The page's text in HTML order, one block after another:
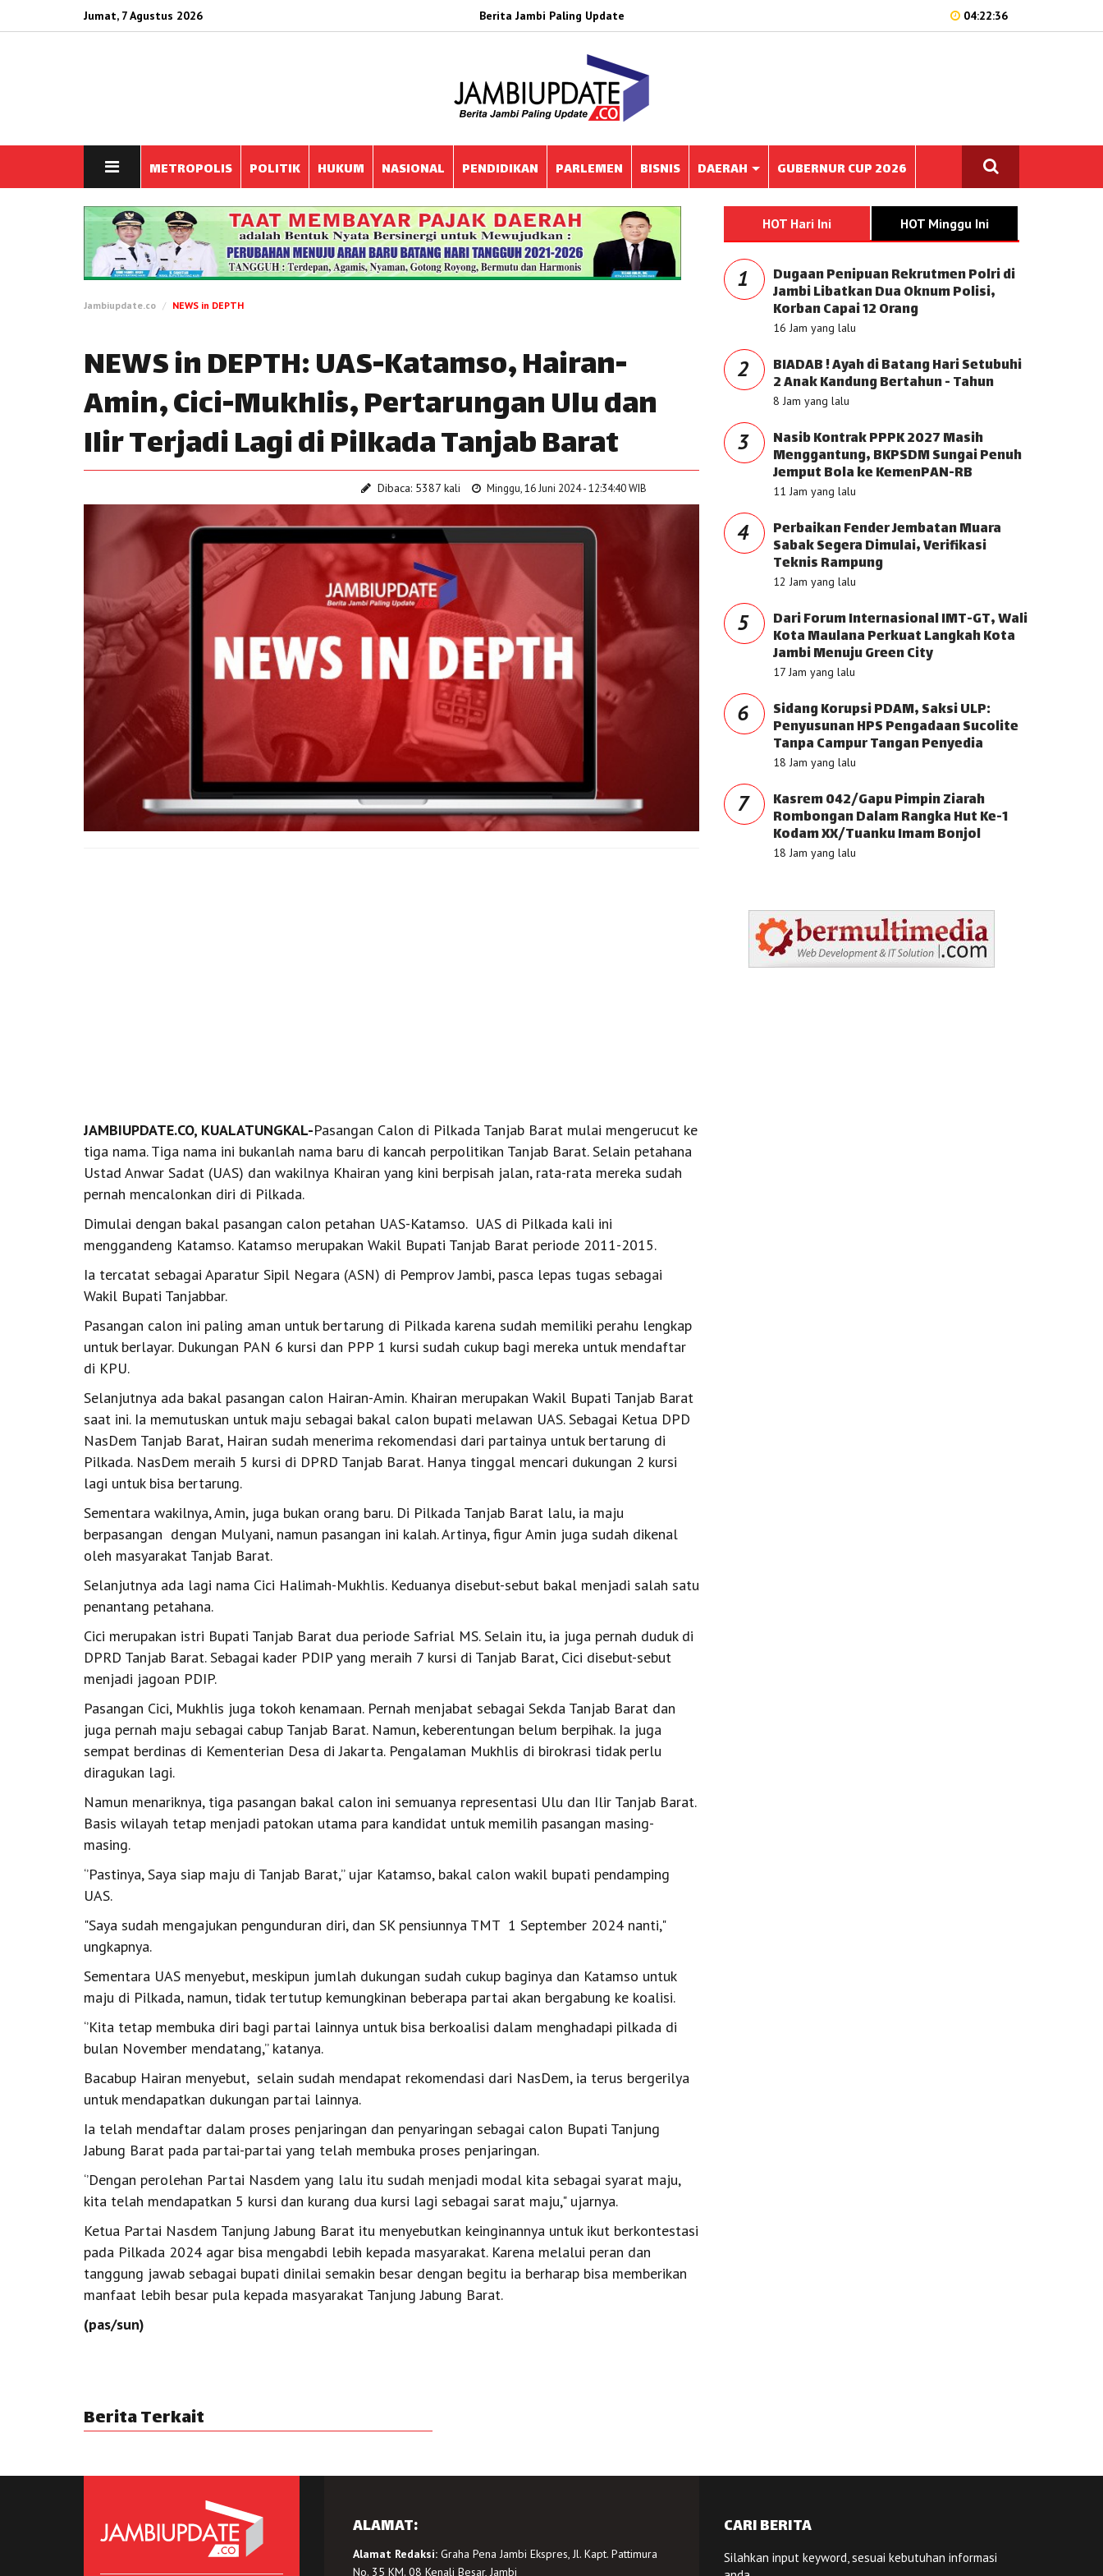
Jumat, 7 Agustus 2026 Berita Jambi Paling Update 04:22:36
METROPOLIS POLITIK HUKUM NASIONAL PENDIDIKAN PARLEMEN BISNIS DAERAH GUBERNUR CUP 2026
Jambiupdate.co NEWS in DEPTH
NEWS in DEPTH: UAS-Katamso, Hairan-
Amin, Cici-Mukhlis, Pertarungan Ulu dan
Ilir Terjadi Lagi di Pilkada Tanjab Barat
Dibaca: 5387 kali Minggu, 16 Juni 2024 - 12:34:40 WIB
JAMBIUPDATE.CO, KUALATUNGKAL-Pasangan Calon di Pilkada Tanjab Barat mulai mengerucut ke
tiga nama. Tiga nama ini bukanlah nama baru di kancah perpolitikan Tanjab Barat. Selain petahana
Ustad Anwar Sadat (UAS) dan wakilnya Khairan yang kini berpisah jalan, rata-rata mereka sudah
pernah mencalonkan diri di Pilkada.
Dimulai dengan bakal pasangan calon petahan UAS-Katamso. UAS di Pilkada kali ini
menggandeng Katamso. Katamso merupakan Wakil Bupati Tanjab Barat periode 2011-2015.
Ia tercatat sebagai Aparatur Sipil Negara (ASN) di Pemprov Jambi, pasca lepas tugas sebagai
Wakil Bupati Tanjabbar.
Pasangan calon ini paling aman untuk bertarung di Pilkada karena sudah memiliki perahu lengkap
untuk berlayar. Dukungan PAN 6 kursi dan PPP 1 kursi sudah cukup bagi mereka untuk mendaftar
di KPU.
Selanjutnya ada bakal pasangan calon Hairan-Amin. Khairan merupakan Wakil Bupati Tanjab Barat
saat ini. Ia memutuskan untuk maju sebagai bakal calon bupati melawan UAS. Sebagai Ketua DPD
NasDem Tanjab Barat, Hairan sudah menerima rekomendasi dari partainya untuk bertarung di
Pilkada. NasDem meraih 5 kursi di DPRD Tanjab Barat. Hanya tinggal mencari dukungan 2 kursi
lagi untuk bisa bertarung.
Sementara wakilnya, Amin, juga bukan orang baru. Di Pilkada Tanjab Barat lalu, ia maju
berpasangan dengan Mulyani, namun pasangan ini kalah. Artinya, figur Amin juga sudah dikenal
oleh masyarakat Tanjab Barat.
Selanjutnya ada lagi nama Cici Halimah-Mukhlis. Keduanya disebut-sebut bakal menjadi salah satu
penantang petahana.
Cici merupakan istri Bupati Tanjab Barat dua periode Safrial MS. Selain itu, ia juga pernah duduk di
DPRD Tanjab Barat. Sebagai kader PDIP yang meraih 7 kursi di Tanjab Barat, Cici disebut-sebut
menjadi jagoan PDIP.
Pasangan Cici, Mukhlis juga tokoh kenamaan. Pernah menjabat sebagai Sekda Tanjab Barat dan
juga pernah maju sebagai cabup Tanjab Barat. Namun, keberentungan belum berpihak. Ia juga
sempat berdinas di Kementerian Desa di Jakarta. Pengalaman Mukhlis di birokrasi tidak perlu
diragukan lagi.
Namun menariknya, tiga pasangan bakal calon ini semuanya representasi Ulu dan Ilir Tanjab Barat.
Basis wilayah tetap menjadi patokan utama para kandidat untuk memilih pasangan masing-
masing.
‘’Pastinya, Saya siap maju di Tanjab Barat,’’ ujar Katamso, bakal calon wakil bupati pendamping
UAS.
"Saya sudah mengajukan pengunduran diri, dan SK pensiunnya TMT 1 September 2024 nanti,"
ungkapnya.
Sementara UAS menyebut, meskipun jumlah dukungan sudah cukup baginya dan Katamso untuk
maju di Pilkada, namun, tidak tertutup kemungkinan beberapa partai akan bergabung ke koalisi.
‘’Kita tetap membuka diri bagi partai lainnya untuk bisa berkoalisi dalam menghadapi pilkada di
bulan November mendatang,’’ katanya.
Bacabup Hairan menyebut, selain sudah mendapat rekomendasi dari NasDem, ia terus bergerilya
untuk mendapatkan dukungan partai lainnya.
Ia telah mendaftar dalam proses penjaringan dan penyaringan sebagai calon Bupati Tanjung
Jabung Barat pada partai-partai yang telah membuka proses penjaringan.
‘’Dengan perolehan Partai Nasdem yang lalu itu sudah menjadi modal kita sebagai syarat maju,
kita telah mendapatkan 5 kursi dan kurang dua kursi lagi sebagai sarat maju," ujarnya.
Ketua Partai Nasdem Tanjung Jabung Barat itu menyebutkan keinginannya untuk ikut berkontestasi
pada Pilkada 2024 agar bisa mengabdi lebih kepada masyarakat. Karena melalui peran dan
tanggung jawab sebagai bupati dinilai semakin besar dengan begitu ia berharap bisa memberikan
manfaat lebih besar pula kepada masyarakat Tanjung Jabung Barat.
(pas/sun)
Berita Terkait
HOT Hari Ini HOT Minggu Ini
1 Dugaan Penipuan Rekrutmen Polri di
Jambi Libatkan Dua Oknum Polisi,
Korban Capai 12 Orang
16 Jam yang lalu
2 BIADAB ! Ayah di Batang Hari Setubuhi
2 Anak Kandung Bertahun - Tahun
8 Jam yang lalu
3 Nasib Kontrak PPPK 2027 Masih
Menggantung, BKPSDM Sungai Penuh
Jemput Bola ke KemenPAN-RB
11 Jam yang lalu
4 Perbaikan Fender Jembatan Muara
Sabak Segera Dimulai, Verifikasi
Teknis Rampung
12 Jam yang lalu
5 Dari Forum Internasional IMT-GT, Wali
Kota Maulana Perkuat Langkah Kota
Jambi Menuju Green City
17 Jam yang lalu
6 Sidang Korupsi PDAM, Saksi ULP:
Penyusunan HPS Pengadaan Sucolite
Tanpa Campur Tangan Penyedia
18 Jam yang lalu
7 Kasrem 042/Gapu Pimpin Ziarah
Rombongan Dalam Rangka Hut Ke-1
Kodam XX/Tuanku Imam Bonjol
18 Jam yang lalu
ALAMAT:
Alamat Redaksi:Graha Pena Jambi Ekspres, Jl. Kapt. Pattimura
No. 35 KM. 08 Kenali Besar, Jambi
CARI BERITA
Silahkan input keyword, sesuai kebutuhan informasi